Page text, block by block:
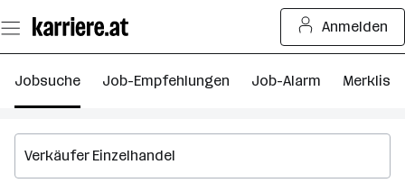
Seiteninhalt
springen
Anmelden
Jobsuche Job-Empfehlungen Job-Alarm Merkliste